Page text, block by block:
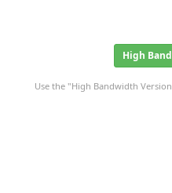
High
Use the "High Bandwidth